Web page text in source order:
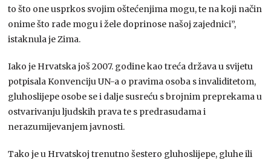
to što one usprkos svojim oštećenjima mogu, te na koji način
onime što rade mogu i žele doprinose našoj zajednici”,
istaknula je Zima.
Iako je Hrvatska još 2007. godine kao treća država u svijetu
potpisala Konvenciju UN-a o pravima osoba s invaliditetom,
gluhoslijepe osobe se i dalje susreću s brojnim preprekama u
ostvarivanju ljudskih prava te s predrasudama i
nerazumijevanjem javnosti.
Tako je u Hrvatskoj trenutno šestero gluhoslijepe, gluhe ili